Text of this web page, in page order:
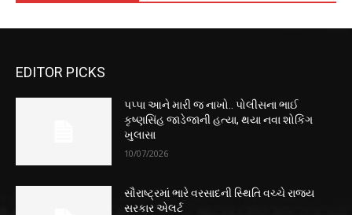
EDITOR PICKS
પપ્પા આને મારી જ નાખો.. પોલીસના ભાઈ
કૃષ્ણસિંહ જાડેજાની હત્યા, થયા નવા શોકિંગ
ખુલાસા
10/07/2026
સૌરાષ્ટ્રમાં ભારે વરસાદની સ્થિતિ વચ્ચે રાજ્ય
સરકાર એલર્ટ